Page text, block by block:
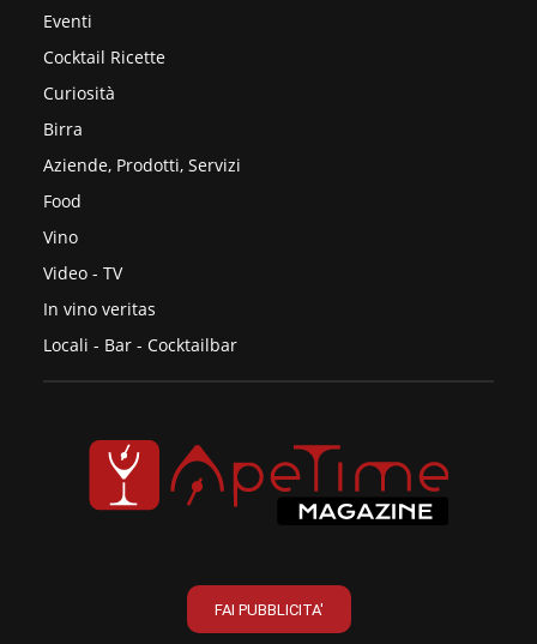
Eventi
Cocktail Ricette
Curiosità
Birra
Aziende, Prodotti, Servizi
Food
Vino
Video - TV
In vino veritas
Locali - Bar - Cocktailbar
FAI PUBBLICITA'